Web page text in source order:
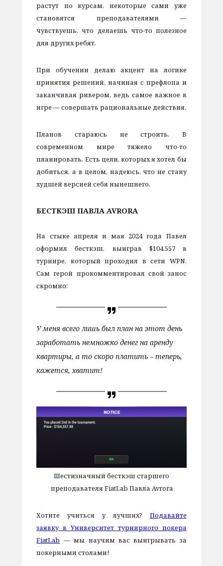
растут по курсам, некоторые сами уже
становятся преподавателями —
чувствуешь, что делаешь что-то полезное
для других ребят.
При обучении делаю акцент на логике
принятия решений, начиная с префлопа и
заканчивая ривером, ведь самое важное в
игре — совершать рациональные действия.
Планов стараюсь не строить. В
современном мире тяжело что-то
планировать. Есть цели, которых я хотел бы
добиться, а в целом, надеюсь, что не стану
худшей версией себя нынешнего.
БЕСТКЭШ ПАВЛА AVRORA
На стыке апреля и мая 2024 года Павел
оформил бесткэш, выиграв $104.557 в
турнире, который проходил в сети WPN.
Сам герой прокомментировал свой занос
скромно:
У меня всего лишь был план на этот день
заработать немножко денег на аренду
квартиры, а то скоро платить – теперь,
кажется, хватит!
Шестизначный бесткэш старшего
преподавателя FiatLab Павла Avrora
Хотите учиться у лучших? Подавайте
заявку в Университет турнирного покера
FiatLab — мы научим вас выигрывать за
покерными столами!